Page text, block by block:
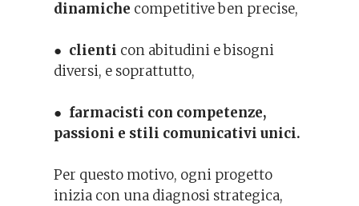
dinamiche competitive ben precise,
● clienti con abitudini e bisogni
diversi, e soprattutto,
● farmacisti con competenze,
passioni e stili comunicativi unici.
Per questo motivo, ogni progetto
inizia con una diagnosi strategica,